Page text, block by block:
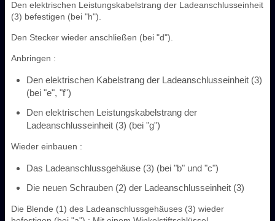
Den elektrischen Leistungskabelstrang der Ladeanschlusseinheit
(3) befestigen (bei "h").
Den Stecker wieder anschließen (bei "d").
Anbringen :
Den elektrischen Kabelstrang der Ladeanschlusseinheit (3)
(bei "e", "f")
Den elektrischen Leistungskabelstrang der
Ladeanschlusseinheit (3) (bei "g")
Wieder einbauen :
Das Ladeanschlussgehäuse (3) (bei "b" und "c")
Die neuen Schrauben (2) der Ladeanschlusseinheit (3)
Die Blende (1) des Ladeanschlussgehäuses (3) wieder